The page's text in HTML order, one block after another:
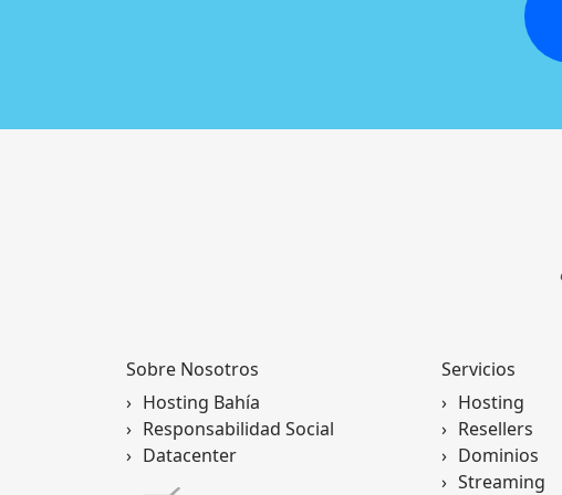
Sobre Nosotros
Hosting Bahía
Responsabilidad Social
Datacenter
Servicios
Hosting
Resellers
Dominios
Streaming